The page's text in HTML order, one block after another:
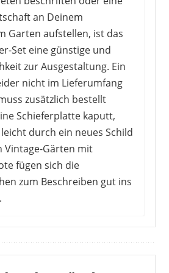
39,99 €*
an Deinem
Garten aufstellen, ist das
Set eine günstige und
zur Ausgestaltung. Ein
nicht im Lieferumfang
zusätzlich bestellt
Schieferplatte kaputt,
durch ein neues Schild
Vintage-Gärten mit
fügen sich die
zum Beschreiben gut ins
nach der Anlieferung
angepasst werden. Bei
brechen kleinere Stücke